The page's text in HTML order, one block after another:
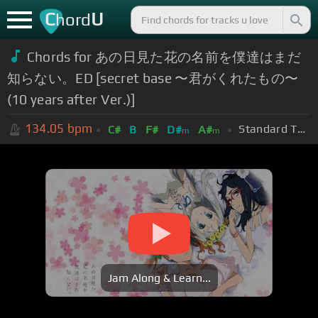
ChordU
Chords for あの日見た花の名前を僕達はまだ
知らない。ED [secret base 〜君がくれたもの〜
(10 years after Ver.)]
134.05 bpm C# B F# D#m A#m Standard Tuning (EADGBE)
Jam Along & Learn...